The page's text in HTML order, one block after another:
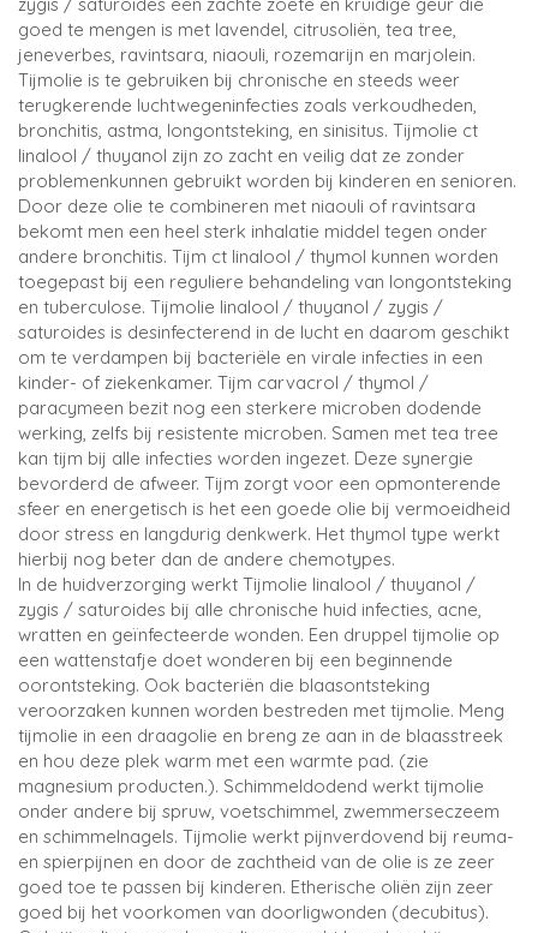
goed te mengen is met lavendel, citrusoliën, tea tree,
jeneverbes, ravintsara, niaouli, rozemarijn en marjolein.
Tijmolie is te gebruiken bij chronische en steeds weer
terugkerende luchtwegeninfecties zoals verkoudheden,
bronchitis, astma, longontsteking, en sinisitus. Tijmolie ct
linalool / thuyanol zijn zo zacht en veilig dat ze zonder
problemenkunnen gebruikt worden bij kinderen en senioren.
Door deze olie te combineren met niaouli of ravintsara
bekomt men een heel sterk inhalatie middel tegen onder
andere bronchitis. Tijm ct linalool / thymol kunnen worden
toegepast bij een reguliere behandeling van longontsteking
en tuberculose. Tijmolie linalool / thuyanol / zygis /
saturoides is desinfecterend in de lucht en daarom geschikt
om te verdampen bij bacteriële en virale infecties in een
kinder- of ziekenkamer. Tijm carvacrol / thymol /
paracymeen bezit nog een sterkere microben dodende
werking, zelfs bij resistente microben. Samen met tea tree
kan tijm bij alle infecties worden ingezet. Deze synergie
bevorderd de afweer. Tijm zorgt voor een opmonterende
sfeer en energetisch is het een goede olie bij vermoeidheid
door stress en langdurig denkwerk. Het thymol type werkt
hierbij nog beter dan de andere chemotypes.
In de huidverzorging werkt Tijmolie linalool / thuyanol /
zygis / saturoides bij alle chronische huid infecties, acne,
wratten en geïnfecteerde wonden. Een druppel tijmolie op
een wattenstafje doet wonderen bij een beginnende
oorontsteking. Ook bacteriën die blaasontsteking
veroorzaken kunnen worden bestreden met tijmolie. Meng
tijmolie in een draagolie en breng ze aan in de blaasstreek
en hou deze plek warm met een warmte pad. (zie
magnesium producten.). Schimmeldodend werkt tijmolie
onder andere bij spruw, voetschimmel, zwemmerseczeem
en schimmelnagels. Tijmolie werkt pijnverdovend bij reuma-
en spierpijnen en door de zachtheid van de olie is ze zeer
goed toe te passen bij kinderen. Etherische oliën zijn zeer
goed bij het voorkomen van doorligwonden (decubitus).